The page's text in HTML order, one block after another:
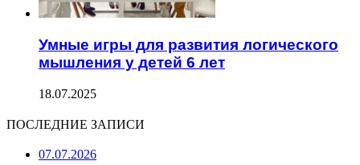
Умные игры для развития логического
мышления у детей 6 лет
18.07.2025
ПОСЛЕДНИЕ ЗАПИСИ
07.07.2026